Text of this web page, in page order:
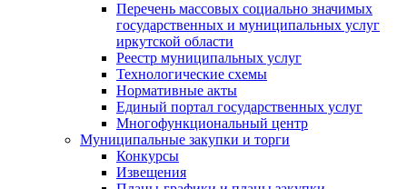
Перечень массовых социально значимых
государственных и муниципальных услуг
иркутской области
Реестр муниципальных услуг
Технологические схемы
Нормативные акты
Единый портал государственных услуг
Многофункциональный центр
Муниципальные закупки и торги
Конкурсы
Извещения